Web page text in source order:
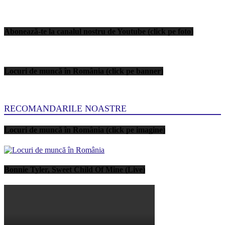
Abonează-te la canalul nostru de Youtube (click pe foto)
Locuri de muncă în România (click pe banner)
RECOMANDARILE NOASTRE
Locuri de muncă în România (click pe imagine)
Bonnie Tyler, Sweet Child Of Mine (Live)